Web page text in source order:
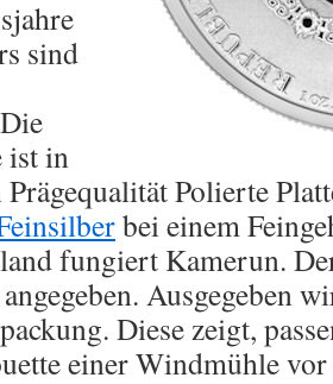
sind
ist in
Polierte
bei einem
fungiert Kamerun.
Ausgegeben
Diese zeigt,
einer Windmühle